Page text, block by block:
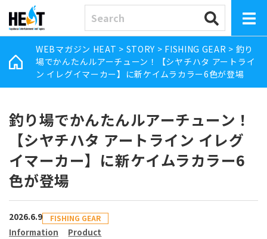
WEBマガジン HEAT > STORY > FISHING GEAR > 釣り
場でかんたんルアーチューン！【シヤチハタ アートライ
ン イレグイマーカー】に新ケイムラカラー6色が登場
釣り場でかんたんルアーチューン！
【シヤチハタ アートライン イレグ
イマーカー】に新ケイムラカラー6
色が登場
2026.6.9 FISHING GEAR
Information Product